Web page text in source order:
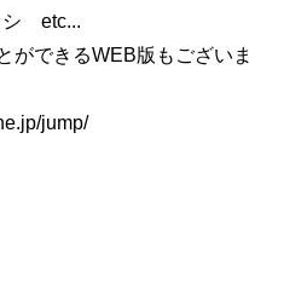
シ etc...
ができるWEB版もございま
jump/